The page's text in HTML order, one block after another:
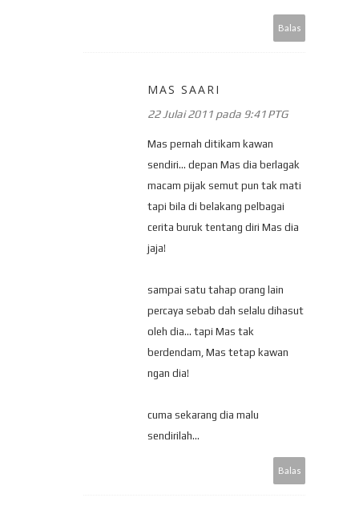
Balas
MAS SAARI
22 Julai 2011 pada 9:41 PTG
Mas pernah ditikam kawan
sendiri... depan Mas dia berlagak
macam pijak semut pun tak mati
tapi bila di belakang pelbagai
cerita buruk tentang diri Mas dia
jaja!
sampai satu tahap orang lain
percaya sebab dah selalu dihasut
oleh dia... tapi Mas tak
berdendam, Mas tetap kawan
ngan dia!
cuma sekarang dia malu
sendirilah...
Balas